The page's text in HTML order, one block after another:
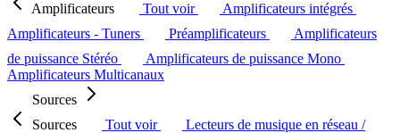
Amplificateurs
Tout voir
Amplificateurs intégrés
Amplificateurs - Tuners
Préamplificateurs
Amplificateurs
de puissance Stéréo
Amplificateurs de puissance Mono
Amplificateurs Multicanaux
Sources
Sources
Tout voir
Lecteurs de musique en réseau /